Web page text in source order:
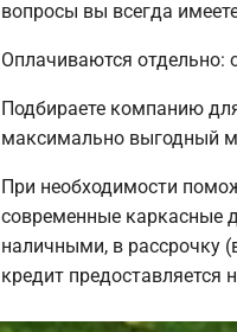
вопросы вы всегда
Оплачиваются отдельно:
Подбираете компанию
максимально выгодный
При необходимости
современные каркасные
наличными, в рассрочку
кредит